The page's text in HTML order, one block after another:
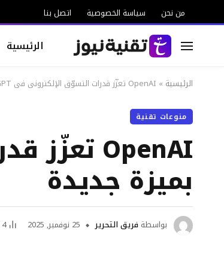
من نحن سياسة الخصوصية اتصل بنا
الرئيسية
الرئيسية » OpenAI تعزّز قدرات التسوّق الإلكتروني في ChatGPT بميزة جديدة
منوعات تقنية
بميزة جديدة
بواسطة فريق التحرير 25 نوفمبر, 2025 4